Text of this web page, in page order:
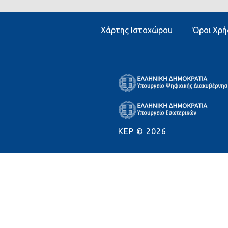
Χάρτης Ιστοχώρου Όροι
KEP © 2026